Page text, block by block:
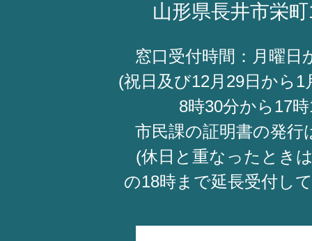
山形県長井市栄
窓口受付時間：月曜日
(祝日及び12月29日から1
8時30分から17
市民課の証明書の発行
(休日と重なったとき
の18時まで延長受付し